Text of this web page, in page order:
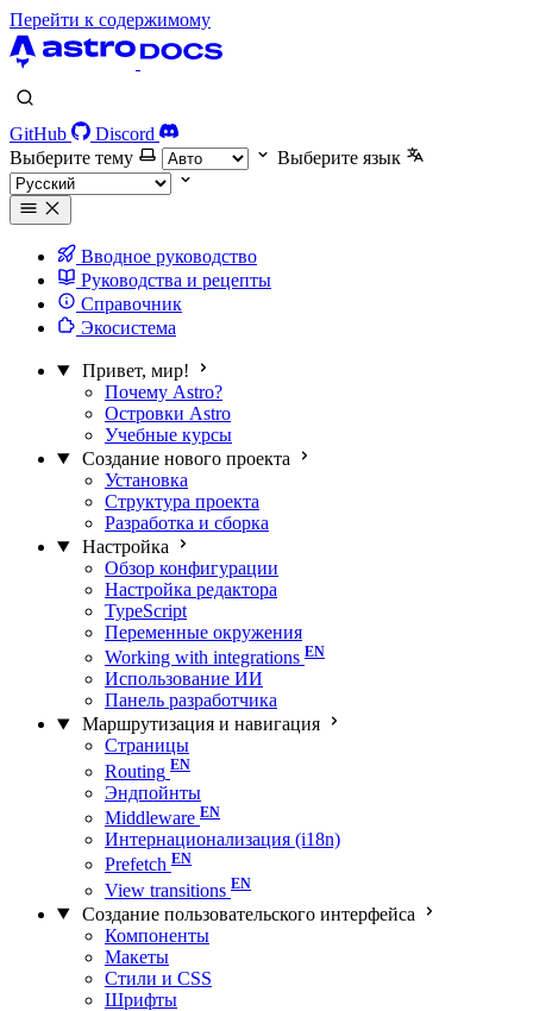
Перейти к содержимому
GitHub
Discord
Выберите тему
Выберите язык
Вводное руководство
Руководства и рецепты
Справочник
Экосистема
Привет, мир!
Почему Astro?
Островки Astro
Учебные курсы
Создание нового проекта
Установка
Структура проекта
Разработка и сборка
Настройка
Обзор конфигурации
Настройка редактора
TypeScript
Переменные окружения
Working with integrations
Использование ИИ
Панель разработчика
Маршрутизация и навигация
Страницы
Routing
Эндпойнты
Middleware
Интернационализация (i18n)
Prefetch
View transitions
Создание пользовательского интерфейса
Компоненты
Макеты
Стили и CSS
Шрифты